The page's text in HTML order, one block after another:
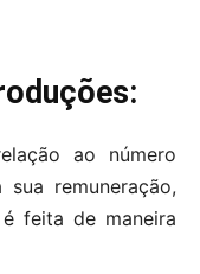
ao número
remuneração,
feita de maneira